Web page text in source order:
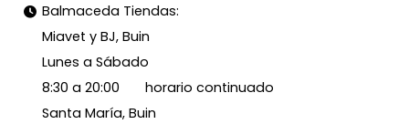
Balmaceda Tiendas:
Miavet y BJ, Buin
Lunes a Sábado
8:30 a 20:00 horario continuado
Santa María, Buin